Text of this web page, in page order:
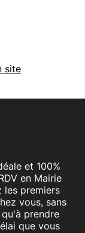
site
et 100%
en Mairie
les premiers
vous, sans
prendre
que vous